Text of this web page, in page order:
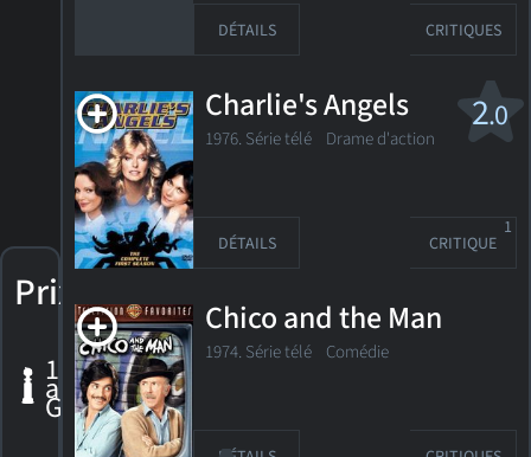
Prix
1 nomination
aux Golden
Globes
DÉTAILS CRITIQUES
2.0
Charlie's Angels
1976. Série télé Drame d'action
DÉTAILS CRITIQUE
1
Chico and the Man
1974. Série télé Comédie